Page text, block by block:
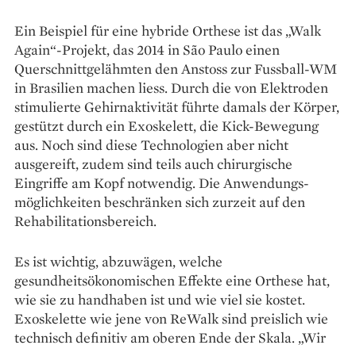
Ein Beispiel für eine hybride Orthese ist das „Walk
Again“-­Projekt, das 2014 in São Paulo einen
Querschnittgelähmten den Anstoss zur Fussball-WM
in Brasilien machen liess. Durch die von Elektroden
stimulierte Gehirn­aktivität führte damals der Körper,
gestützt durch ein Exoskelett, die Kick-Bewegung
aus. Noch sind diese Technologien aber nicht
ausgereift, zudem sind teils auch chi­rurgische
Eingriffe am Kopf notwendig. Die Anwendungs­
möglichkeiten beschränken sich zurzeit auf den
Rehabilitations­bereich.
Es ist wichtig, abzuwägen, welche
gesundheitsökonomischen Effekte eine Orthese hat,
wie sie zu handhaben ist und wie viel sie kostet.
Exoskelette wie jene von ­ReWalk sind preislich wie
technisch definitiv am oberen Ende der Skala. „Wir